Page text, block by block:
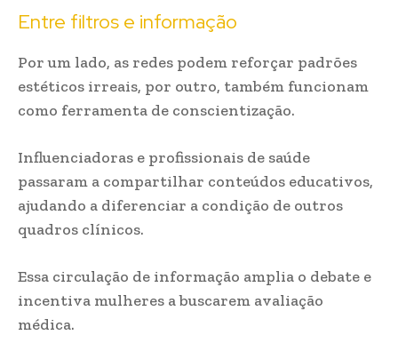
Entre filtros e informação
Por um lado, as redes podem reforçar padrões
estéticos irreais, por outro, também funcionam
como ferramenta de conscientização.
Influenciadoras e profissionais de saúde
passaram a compartilhar conteúdos educativos,
ajudando a diferenciar a condição de outros
quadros clínicos.
Essa circulação de informação amplia o debate e
incentiva mulheres a buscarem avaliação
médica.